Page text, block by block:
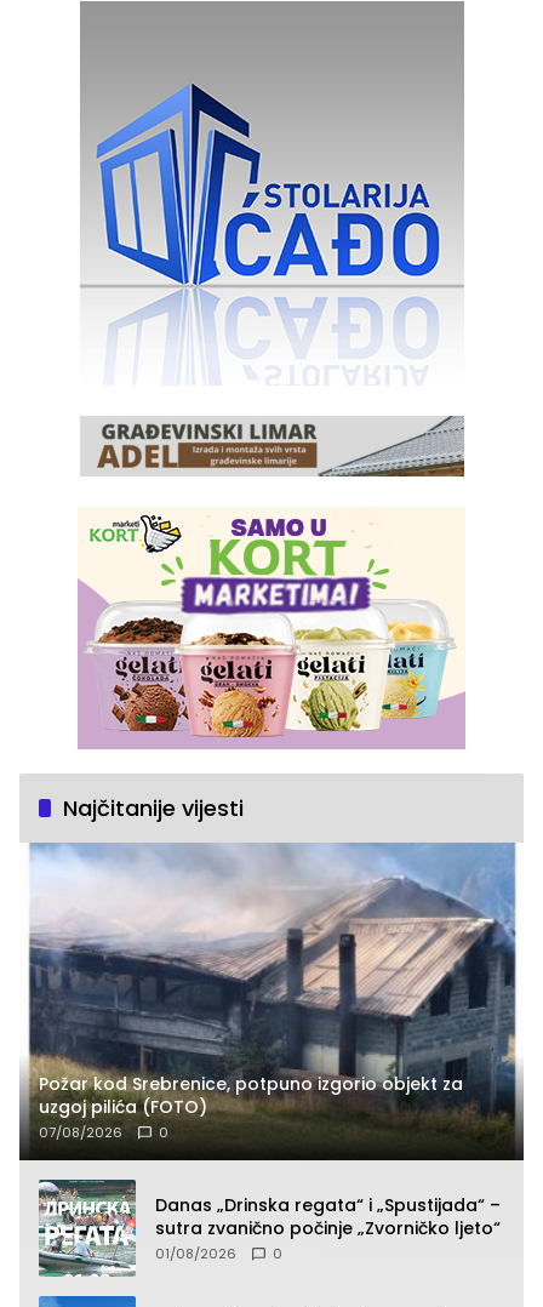
Najčitanije vijesti
Požar kod Srebrenice, potpuno izgorio objekt za
uzgoj pilića (FOTO)
07/08/2026 0
Danas „Drinska regata“ i „Spustijada“ –
sutra zvanično počinje „Zvorničko ljeto“
01/08/2026 0